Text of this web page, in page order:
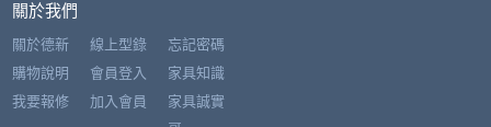
關於我們
關於德新
購物說明
我要報修
線上型錄
會員登入
加入會員
忘記密碼
家具知識
家具誠實